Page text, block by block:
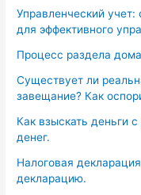
Управленческий
для эффективного
Процесс раздела
Существует ли
завещание? Как
Как взыскать деньги
денег.
Налоговая
декларацию.